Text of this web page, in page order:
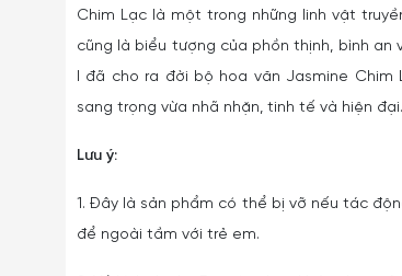
Chim Lạc là một trong những linh vật
cũng là biểu tượng của phồn thịnh, bình an
I đã cho ra đời bộ hoa văn Jasmine
sang trọng vừa nhã nhặn, tinh tế và hiện đại.
Lưu ý:
1. Đây là sản phẩm có thể bị vỡ nếu tác
để ngoài tầm với trẻ em.